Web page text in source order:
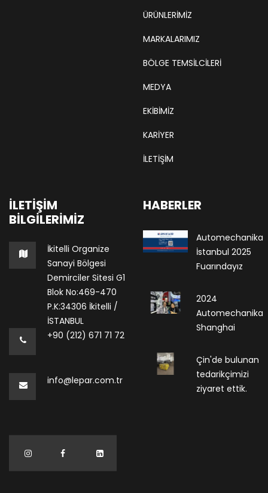
ÜRÜNLERİMİZ
MARKALARIMIZ
BÖLGE TEMSILCILERI
MEDYA
EKIBIMIZ
KARIYER
İLETİŞİM
İLETIŞIM
BILGILERIMIZ
İkitelli Organize
Sanayi Bölgesi
Demirciler Sitesi G1
Blok No:469-470
P.K:34306 İkitelli /
İSTANBUL
+90 (212) 671 71 72
info@lepar.com.tr
HABERLER
Automechanika
İstanbul 2025
Fuarındayız
2024
Automechanika
Shanghai
Çin'de bulunan
tedarikçimizi
ziyaret ettik.